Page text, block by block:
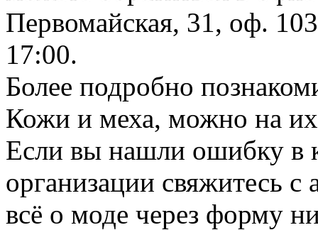
Первомайская, 31, оф.
17:00.
Более подробно
Кожи и меха, можно на их
Если вы нашли ошибку в
организации свяжитесь
всё о моде через форму